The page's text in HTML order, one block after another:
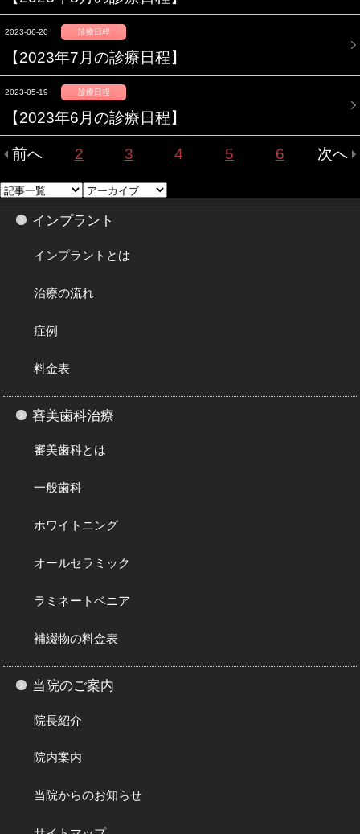
2023-06-20 診療日程
【2023年7月の診療日程】
2023-05-19 診療日程
【2023年6月の診療日程】
前へ 2 3 4 5 6 次へ
インプラント
インプラントとは
治療の流れ
症例
料金表
審美歯科治療
審美歯科とは
一般歯科
ホワイトニング
オールセラミック
ラミネートベニア
補綴物の料金表
当院のご案内
院長紹介
院内案内
当院からのお知らせ